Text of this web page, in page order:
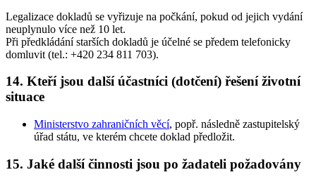
Legalizace dokladů se vyřizuje na počkání, pokud od jejich vydání
neuplynulo více než 10 let.
Při předkládání starších dokladů je účelné se předem telefonicky
domluvit (tel.: +420 234 811 703).
14. Kteří jsou další účastníci (dotčení) řešení životní
situace
Ministerstvo zahraničních věcí, popř. následně zastupitelský
úřad státu, ve kterém chcete doklad předložit.
15. Jaké další činnosti jsou po žadateli požadovány